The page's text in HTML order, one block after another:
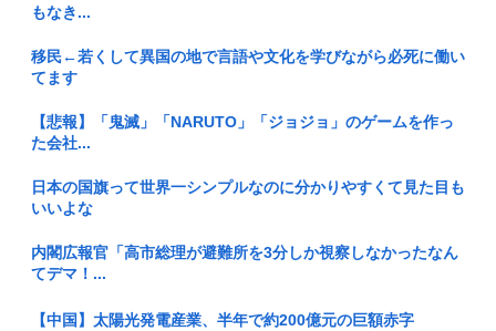
もなき...
移民←若くして異国の地で言語や文化を学びながら必死に働い
てます
【悲報】「鬼滅」「NARUTO」「ジョジョ」のゲームを作っ
た会社...
日本の国旗って世界一シンプルなのに分かりやすくて見た目も
いいよな
内閣広報官「高市総理が避難所を3分しか視察しなかったなん
てデマ！...
【中国】太陽光発電産業、半年で約200億元の巨額赤字